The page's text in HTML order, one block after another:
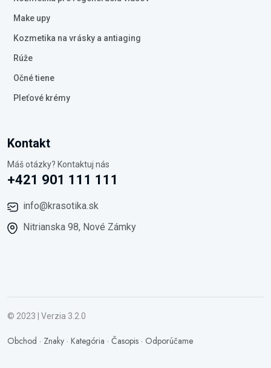
Make upy
Kozmetika na vrásky a antiaging
Rúže
Očné tiene
Pleťové krémy
Kontakt
Máš otázky? Kontaktuj nás
+421 901 111 111
info@krasotika.sk
Nitrianska 98, Nové Zámky
© 2023 | Verzia 3.2.0
Obchod · Znaky · Kategória · Časopis · Odporúčame